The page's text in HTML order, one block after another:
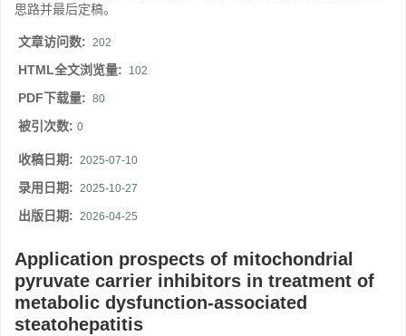
思路并最后定稿。
文章访问数: 202
HTML全文浏览量: 102
PDF下载量: 80
被引次数: 0
收稿日期: 2025-07-10
录用日期: 2025-10-27
出版日期: 2026-04-25
Application prospects of mitochondrial
pyruvate carrier inhibitors in treatment of
metabolic dysfunction-associated
steatohepatitis